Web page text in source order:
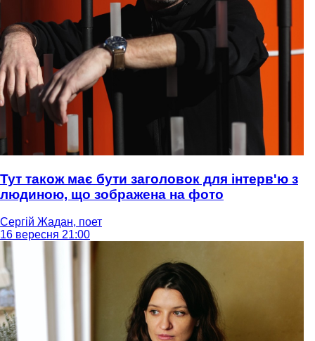
Тут також має бути заголовок для інтерв'ю з
людиною, що зображена на фото
Сергій Жадан, поет
16 вересня 21:00